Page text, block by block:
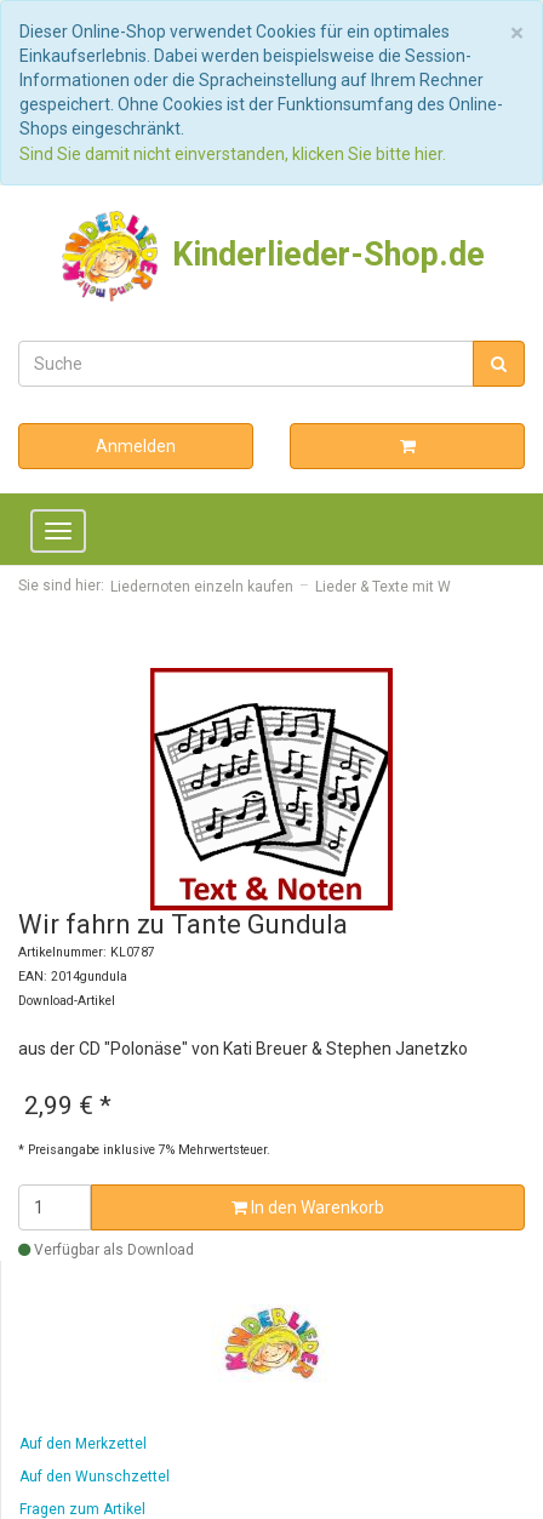
×
Dieser Online-Shop verwendet Cookies für ein optimales
Einkaufserlebnis. Dabei werden beispielsweise die Session-
Informationen oder die Spracheinstellung auf Ihrem Rechner
gespeichert. Ohne Cookies ist der Funktionsumfang des Online-
Shops eingeschränkt.
Sind Sie damit nicht einverstanden, klicken Sie bitte hier.
Kinderlieder-Shop.de
Anmelden
Toggle
navigation
Sie sind hier: Liedernoten einzeln kaufen Lieder & Texte mit W
Wir fahrn zu Tante Gundula
Artikelnummer: KL0787
EAN: 2014gundula
Download-Artikel
aus der CD "Polonäse" von Kati Breuer & Stephen Janetzko
2,99 € *
* Preisangabe inklusive 7% Mehrwertsteuer.
In den Warenkorb
Verfügbar als Download
Auf den Merkzettel
Auf den Wunschzettel
Fragen zum Artikel